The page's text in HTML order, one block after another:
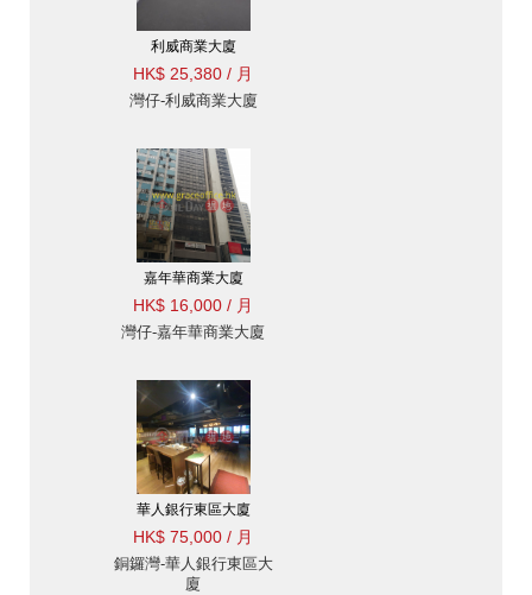
利威商業大廈
HK$ 25,380 / 月
灣仔-利威商業大廈
嘉年華商業大廈
HK$ 16,000 / 月
灣仔-嘉年華商業大廈
華人銀行東區大廈
HK$ 75,000 / 月
銅鑼灣-華人銀行東區大
廈